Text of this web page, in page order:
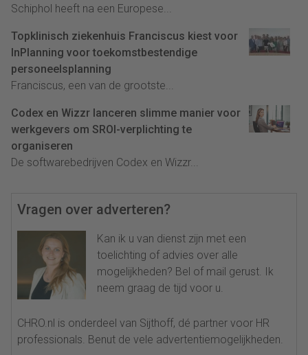
Schiphol heeft na een Europese...
Topklinisch ziekenhuis Franciscus kiest voor
InPlanning voor toekomstbestendige
personeelsplanning
Franciscus, een van de grootste...
Codex en Wizzr lanceren slimme manier voor
werkgevers om SROI-verplichting te
organiseren
De softwarebedrijven Codex en Wizzr...
Vragen over adverteren?
Kan ik u van dienst zijn met een
toelichting of advies over alle
mogelijkheden? Bel of mail gerust. Ik
neem graag de tijd voor u.
CHRO.nl is onderdeel van Sijthoff, dé partner voor HR
professionals. Benut de vele advertentiemogelijkheden.